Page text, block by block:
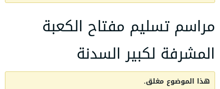
مراسم تسليم مفتاح الكعبة
المشرفة لكبير السدنة
هذا الموضوع مغلق.